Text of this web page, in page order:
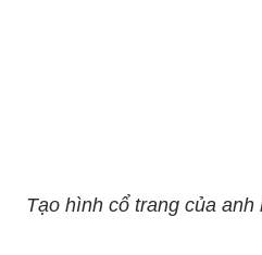
Tạo hình cổ trang của